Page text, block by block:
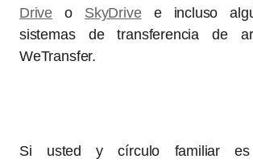
Drive o SkyDrivee incluso
sistemas de transferencia de
WeTransfer.
Si usted y círculo familiar